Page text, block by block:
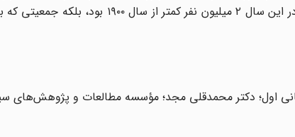
اول؛ دکتر محمدقلی مجد؛ مؤسسه مطالعات و پژوهش‌های سیاسی؛